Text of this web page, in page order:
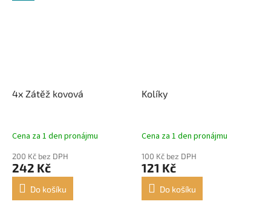
4x Zátěž kovová
Cena za 1 den pronájmu
200 Kč bez DPH
242 Kč
Do košíku
Kolíky
Cena za 1 den pronájmu
100 Kč bez DPH
121 Kč
Do košíku